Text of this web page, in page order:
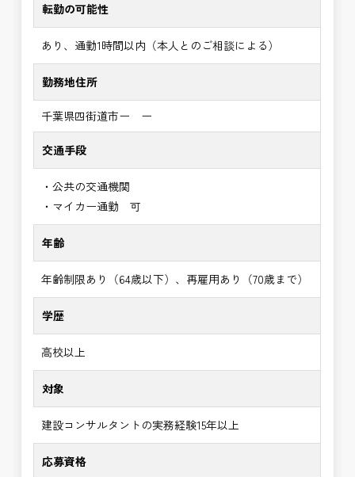
転勤の可能性
あり、通勤1時間以内（本人とのご相談による）
勤務地住所
千葉県四街道市ー ー
交通手段
・公共の交通機関
・マイカー通勤 可
年齢
年齢制限あり（64歳以下）、再雇用あり（70歳まで）
学歴
高校以上
対象
建設コンサルタントの実務経験15年以上
応募資格